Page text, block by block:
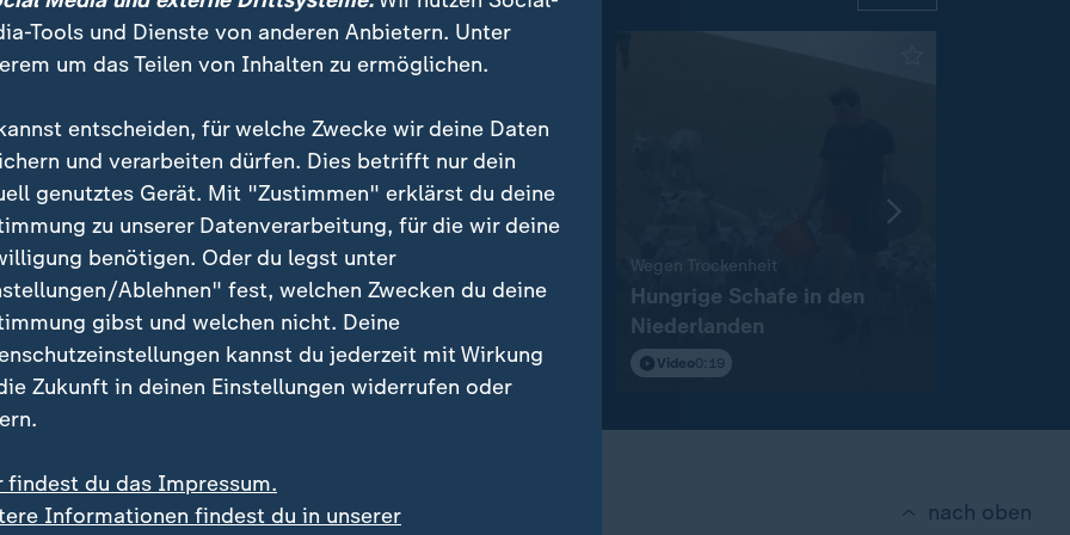
Niedrigwasser:
lockern LKW-
0:28
Russland und Ukraine:
Gegenseitiger Angriff
Video0:26
Wegen Trockenheit
Hungrige Schafe in den
Niederlanden
Video0:19
nach oben
Tools und Dienste von anderen Anbietern. Unter
um das Teilen von Inhalten zu ermöglichen.
entscheiden, für welche Zwecke wir deine Daten
und verarbeiten dürfen. Dies betrifft nur dein
genutztes Gerät. Mit "Zustimmen" erklärst du deine
zu unserer Datenverarbeitung, für die wir deine
benötigen. Oder du legst unter
Ablehnen" fest, welchen Zwecken du deine
gibst und welchen nicht. Deine
kannst du jederzeit mit Wirkung
Zukunft in deinen Einstellungen widerrufen oder
findest du das Impressum.
Informationen findest du in unserer